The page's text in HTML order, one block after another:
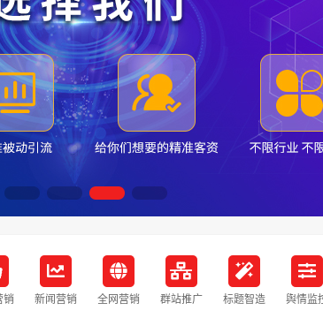
销 新闻营销 全网营销 群站推广 标题智造 舆情监